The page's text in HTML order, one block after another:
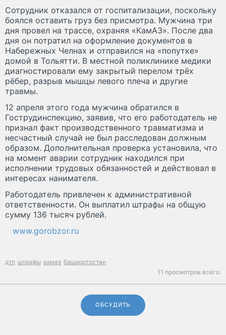
Сотрудник отказался от госпитализации, поскольку
боялся оставить груз без присмотра. Мужчина три
дня провел на трассе, охраняя «КамАЗ». После два
дня он потратил на оформление документов в
Набережных Челнах и отправился на «попутке»
домой в Тольятти. В местной поликлинике медики
диагностировали ему закрытый перелом трёх
рёбер, разрыв мышцы левого плеча и другие
травмы.
12 апреля этого года мужчина обратился в
Гострудинспекцию, заявив, что его работодатель не
признал факт производственного травматизма и
несчастный случай не был расследован должным
образом. Дополнительная проверка установила, что
на момент аварии сотрудник находился при
исполнении трудовых обязанностей и действовал в
интересах нанимателя.
Работодатель привлечен к административной
ответственности. Он выплатил штрафы на общую
сумму 136 тысяч рублей.
www.gorobzor.ru
дтп штрафы камаз башкортостан
11 просмотров всего.
ОБСУДИТЬ